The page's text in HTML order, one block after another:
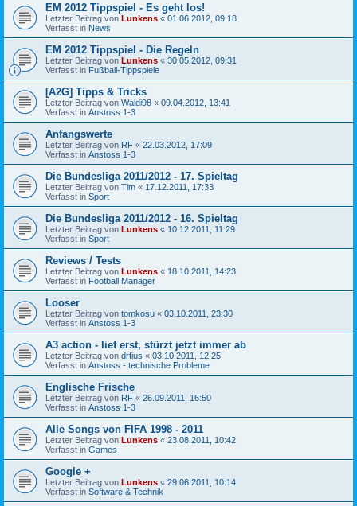
EM 2012 Tippspiel - Es geht los!
Letzter Beitrag von Lunkens « 01.06.2012, 09:18
Verfasst in News
EM 2012 Tippspiel - Die Regeln
Letzter Beitrag von Lunkens « 30.05.2012, 09:31
Verfasst in Fußball-Tippspiele
[A2G] Tipps & Tricks
Letzter Beitrag von Waldi98 « 09.04.2012, 13:41
Verfasst in Anstoss 1-3
Anfangswerte
Letzter Beitrag von RF « 22.03.2012, 17:09
Verfasst in Anstoss 1-3
Die Bundesliga 2011/2012 - 17. Spieltag
Letzter Beitrag von Tim « 17.12.2011, 17:33
Verfasst in Sport
Die Bundesliga 2011/2012 - 16. Spieltag
Letzter Beitrag von Lunkens « 10.12.2011, 11:29
Verfasst in Sport
Reviews / Tests
Letzter Beitrag von Lunkens « 18.10.2011, 14:23
Verfasst in Football Manager
Looser
Letzter Beitrag von tomkosu « 03.10.2011, 23:30
Verfasst in Anstoss 1-3
A3 action - lief erst, stürzt jetzt immer ab
Letzter Beitrag von drfius « 03.10.2011, 12:25
Verfasst in Anstoss - technische Probleme
Englische Frische
Letzter Beitrag von RF « 26.09.2011, 16:50
Verfasst in Anstoss 1-3
Alle Songs von FIFA 1998 - 2011
Letzter Beitrag von Lunkens « 23.08.2011, 10:42
Verfasst in Games
Google +
Letzter Beitrag von Lunkens « 29.06.2011, 10:14
Verfasst in Software & Technik